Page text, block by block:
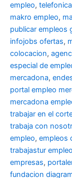
empleo,
makro empleo,
publicar empleos
infojobs ofertas,
colocacion,
especial de
mercadona,
portal empleo
mercadona
trabajar en el
trabaja con
empleo, empleos
trabajastur empleo
empresas,
fundacion